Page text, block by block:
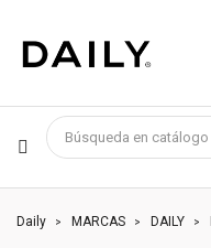
Daily MARCAS DAILY